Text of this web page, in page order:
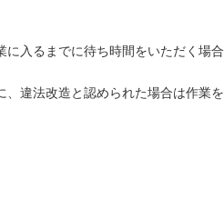
に入るまでに待ち時間をいただく場合
、違法改造と認められた場合は作業を